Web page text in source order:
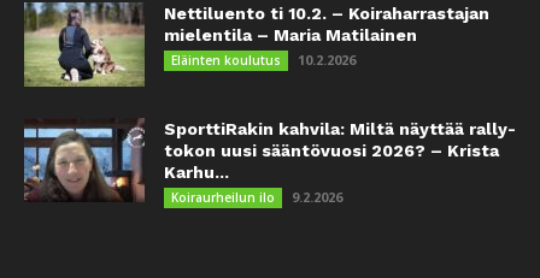
Nettiluento ti 10.2. – Koiraharrastajan
mielentila – Maria Matilainen
Eläinten koulutus 10.2.2026
SporttiRakin kahvila: Miltä näyttää rally-
tokon uusi sääntövuosi 2026? – Krista
Karhu...
Koiraurheilun ilo 9.2.2026